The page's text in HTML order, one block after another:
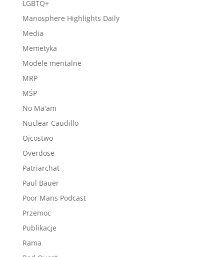
LGBTQ+
Manosphere Highlights Daily
Media
Memetyka
Modele mentalne
MRP
MŚP
No Ma'am
Nuclear Caudillo
Ojcostwo
Overdose
Patriarchat
Paul Bauer
Poor Mans Podcast
Przemoc
Publikacje
Rama